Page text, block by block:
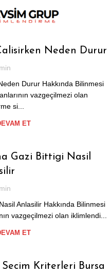
Neden Durur
Durur Hakkında Bilinmesi
vazgeçilmezi olan
si...
ET
Gazi Bittigi Nasil
Anlasilir Hakkında Bilinmesi
vazgeçilmezi olan iklimlendi...
ET
Kriterleri Bursa